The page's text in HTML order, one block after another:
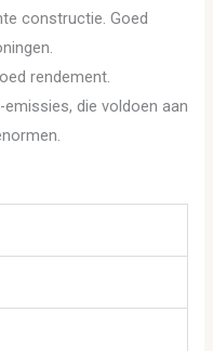
constructie. Goed
rendement.
die voldoen aan